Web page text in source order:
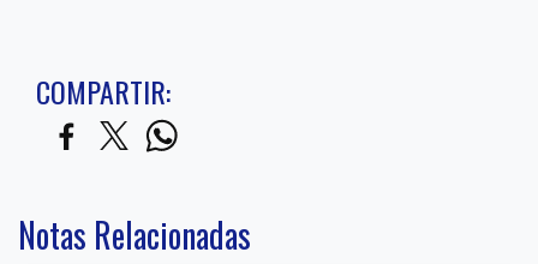
COMPARTIR:
Notas Relacionadas